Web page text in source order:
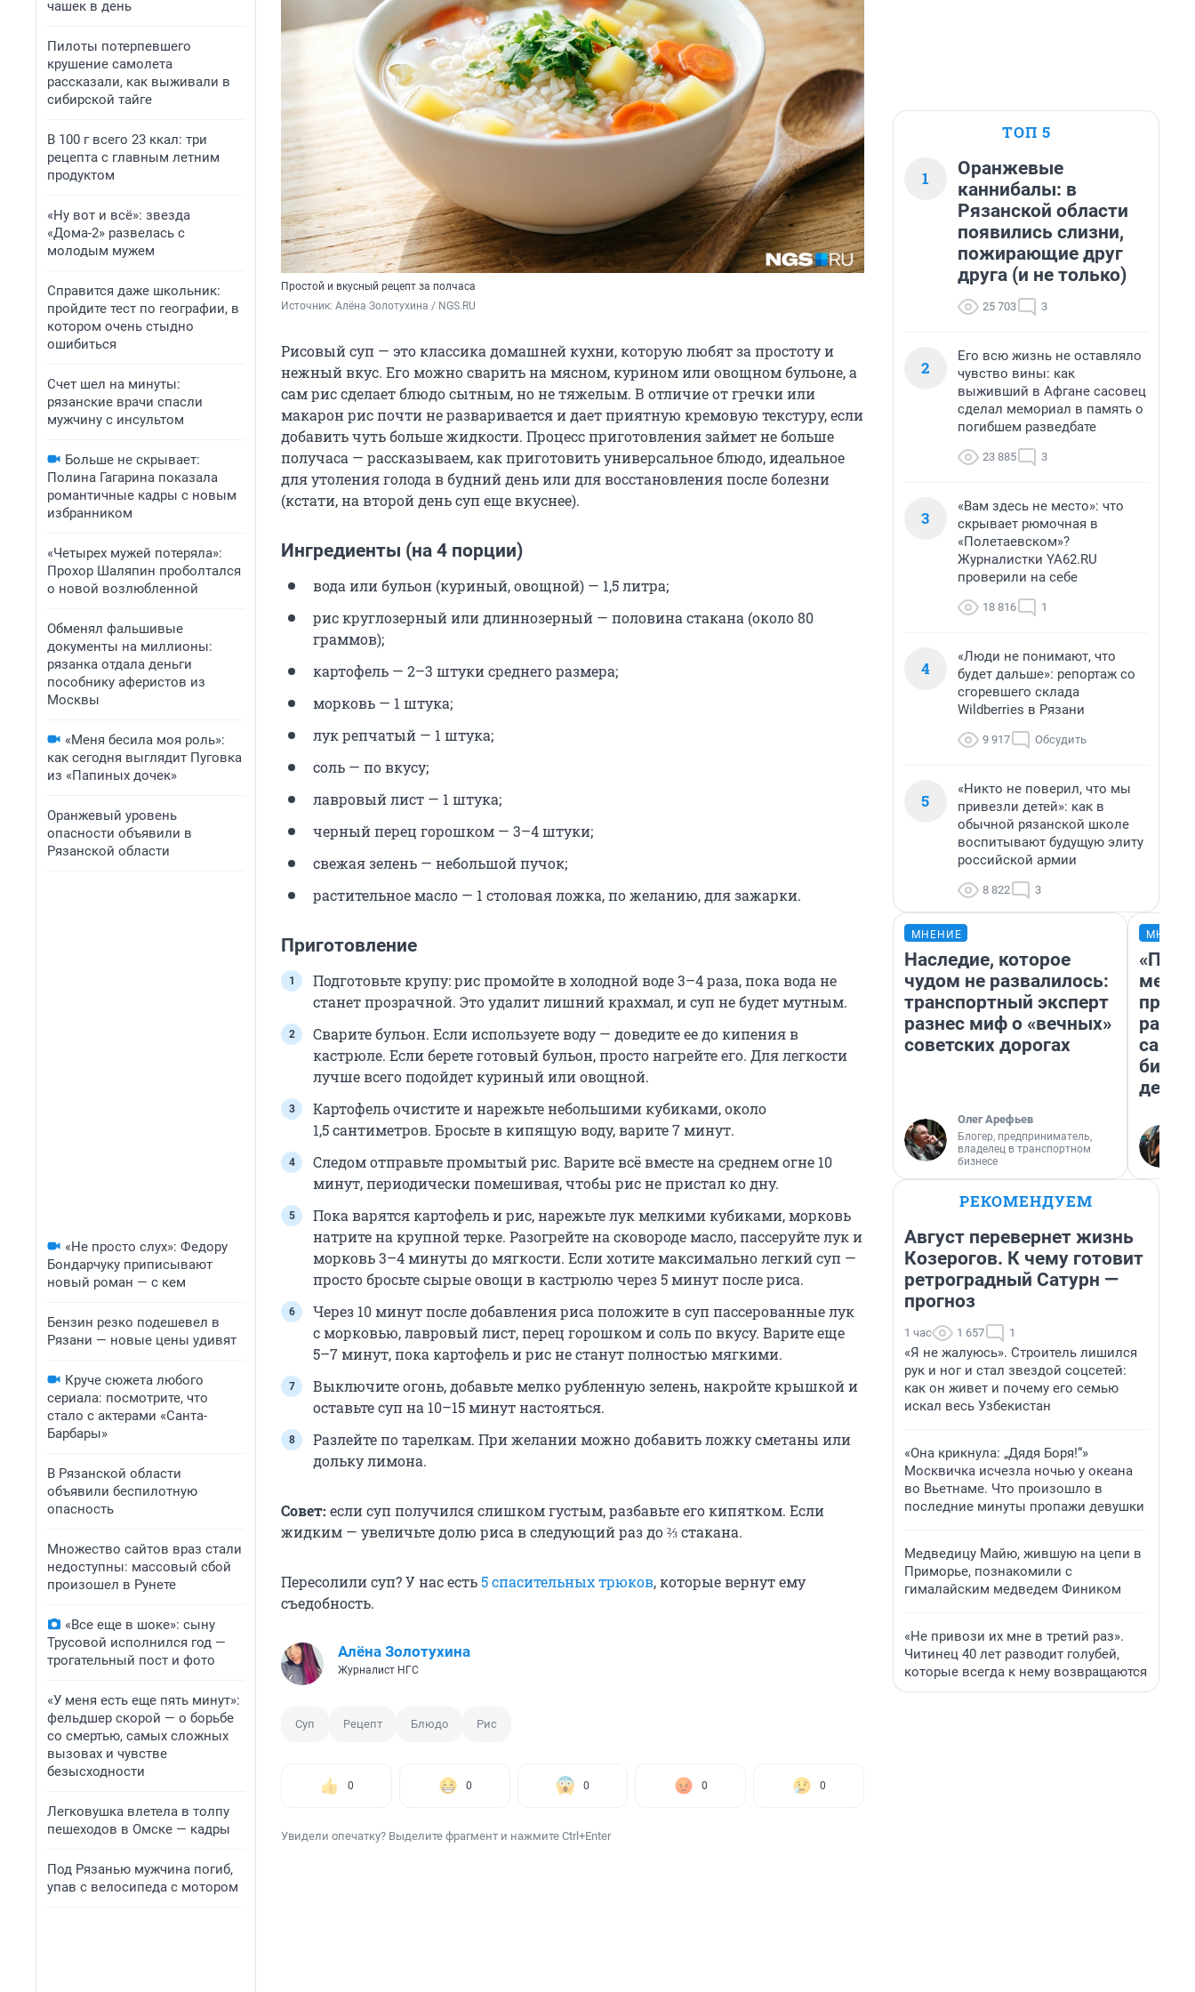
чашек в день
Пилоты потерпевшего
крушение самолета
рассказали, как выживали в
сибирской тайге
В 100 г всего 23 ккал: три
рецепта с главным летним
продуктом
«Ну вот и всё»: звезда
«Дома-2» развелась с
молодым мужем
Справится даже школьник:
пройдите тест по географии, в
котором очень стыдно
ошибиться
Счет шел на минуты:
рязанские врачи спасли
мужчину с инсультом
Больше не скрывает:
Полина Гагарина показала
романтичные кадры с новым
избранником
«Четырех мужей потеряла»:
Прохор Шаляпин проболтался
о новой возлюбленной
Обменял фальшивые
документы на миллионы:
рязанка отдала деньги
пособнику аферистов из
Москвы
«Меня бесила моя роль»:
как сегодня выглядит Пуговка
из «Папиных дочек»
Оранжевый уровень
опасности объявили в
Рязанской области
«Не просто слух»: Федору
Бондарчуку приписывают
новый роман — с кем
Бензин резко подешевел в
Рязани — новые цены удивят
Круче сюжета любого
сериала: посмотрите, что
стало с актерами «Санта-
Барбары»
В Рязанской области
объявили беспилотную
опасность
Множество сайтов враз стали
недоступны: массовый сбой
произошел в Рунете
«Все еще в шоке»: сыну
Трусовой исполнился год —
трогательный пост и фото
«У меня есть еще пять минут»:
фельдшер скорой — о борьбе
со смертью, самых сложных
вызовах и чувстве
безысходности
Легковушка влетела в толпу
пешеходов в Омске — кадры
Под Рязанью мужчина погиб,
упав с велосипеда с мотором
Простой и вкусный рецепт за полчаса
Источник: Алёна Золотухина / NGS.RU
Рисовый суп — это классика домашней кухни, которую любят за простоту и
нежный вкус. Его можно сварить на мясном, курином или овощном бульоне, а
сам рис сделает блюдо сытным, но не тяжелым. В отличие от гречки или
макарон рис почти не разваривается и дает приятную кремовую текстуру, если
добавить чуть больше жидкости. Процесс приготовления займет не больше
получаса — рассказываем, как приготовить универсальное блюдо, идеальное
для утоления голода в будний день или для восстановления после болезни
(кстати, на второй день суп еще вкуснее).
Ингредиенты (на 4 порции)
вода или бульон (куриный, овощной) — 1,5 литра;
рис круглозерный или длиннозерный — половина стакана (около 80
граммов);
картофель — 2–3 штуки среднего размера;
морковь — 1 штука;
лук репчатый — 1 штука;
соль — по вкусу;
лавровый лист — 1 штука;
черный перец горошком — 3–4 штуки;
свежая зелень — небольшой пучок;
растительное масло — 1 столовая ложка, по желанию, для зажарки.
Приготовление
Подготовьте крупу: рис промойте в холодной воде 3–4 раза, пока вода не
станет прозрачной. Это удалит лишний крахмал, и суп не будет мутным.
Сварите бульон. Если используете воду — доведите ее до кипения в
кастрюле. Если берете готовый бульон, просто нагрейте его. Для легкости
лучше всего подойдет куриный или овощной.
Картофель очистите и нарежьте небольшими кубиками, около
1,5 сантиметров. Бросьте в кипящую воду, варите 7 минут.
Следом отправьте промытый рис. Варите всё вместе на среднем огне 10
минут, периодически помешивая, чтобы рис не пристал ко дну.
Пока варятся картофель и рис, нарежьте лук мелкими кубиками, морковь
натрите на крупной терке. Разогрейте на сковороде масло, пассеруйте лук и
морковь 3–4 минуты до мягкости. Если хотите максимально легкий суп —
просто бросьте сырые овощи в кастрюлю через 5 минут после риса.
Через 10 минут после добавления риса положите в суп пассерованные лук
с морковью, лавровый лист, перец горошком и соль по вкусу. Варите еще
5–7 минут, пока картофель и рис не станут полностью мягкими.
Выключите огонь, добавьте мелко рубленную зелень, накройте крышкой и
оставьте суп на 10–15 минут настояться.
Разлейте по тарелкам. При желании можно добавить ложку сметаны или
дольку лимона.
Совет: если суп получился слишком густым, разбавьте его кипятком. Если
жидким — увеличьте долю риса в следующий раз до ⅔ стакана.
Пересолили суп? У нас есть5 спасительных трюков, которые вернут ему
съедобность.
Алёна Золотухина
Журналист НГС
Суп Рецепт Блюдо Рис
0 0 0 0 0
Увидели опечатку? Выделите фрагмент и нажмите Ctrl+Enter
ТОП 5
1
Оранжевые
каннибалы: в
Рязанской области
появились слизни,
пожирающие друг
друга (и не только)
25 703 3
2
Его всю жизнь не оставляло
чувство вины: как
выживший в Афгане сасовец
сделал мемориал в память о
погибшем разведбате
23 885 3
3
«Вам здесь не место»: что
скрывает рюмочная в
«Полетаевском»?
Журналистки YA62.RU
проверили на себе
18 816 1
4
«Люди не понимают, что
будет дальше»: репортаж со
сгоревшего склада
Wildberries в Рязани
9 917 Обсудить
5
«Никто не поверил, что мы
привезли детей»: как в
обычной рязанской школе
воспитывают будущую элиту
российской армии
8 822 3
МНЕНИЕ
Наследие, которое
чудом не развалилось:
транспортный эксперт
разнес миф о «вечных»
советских дорогах
Олег Арефьев
Блогер, предприниматель,
владелец в транспортном
бизнесе
РЕКОМЕНДУЕМ
Август перевернет жизнь
Козерогов. К чему готовит
ретроградный Сатурн —
прогноз
1 час 1 657 1
«Я не жалуюсь». Строитель лишился
рук и ног и стал звездой соцсетей:
как он живет и почему его семью
искал весь Узбекистан
«Она крикнула: „Дядя Боря!“»
Москвичка исчезла ночью у океана
во Вьетнаме. Что произошло в
последние минуты пропажи девушки
Медведицу Майю, жившую на цепи в
Приморье, познакомили с
гималайским медведем Фиником
«Не привози их мне в третий раз».
Читинец 40 лет разводит голубей,
которые всегда к нему возвращаются